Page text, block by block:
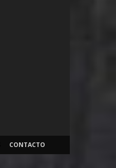
CONTACTO